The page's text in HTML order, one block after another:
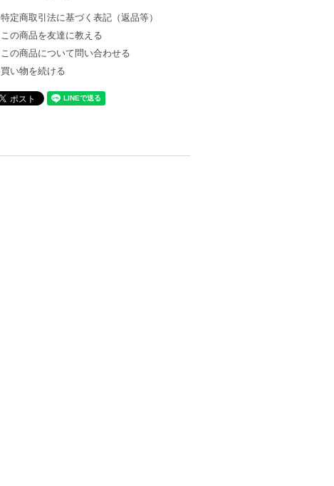
特定商取引法に基づく表記（返品等）
この商品を友達に教える
この商品について問い合わせる
買い物を続ける